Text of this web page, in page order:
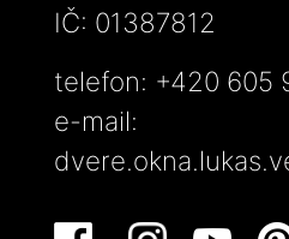
IČ: 01387812
telefon: +420 605
e-mail: